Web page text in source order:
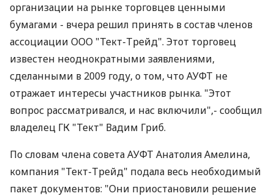
организации на рынке торговцев ценными
бумагами - вчера решил принять в состав членов
ассоциации ООО "Тект-Трейд". Этот торговец
известен неоднократными заявлениями,
сделанными в 2009 году, о том, что АУФТ не
отражает интересы участников рынка. "Этот
вопрос рассматривался, и нас включили",- сообщил
владелец ГК "Тект" Вадим Гриб.
По словам члена совета АУФТ Анатолия Амелина,
компания "Тект-Трейд" подала весь необходимый
пакет документов: "Они приостановили решение